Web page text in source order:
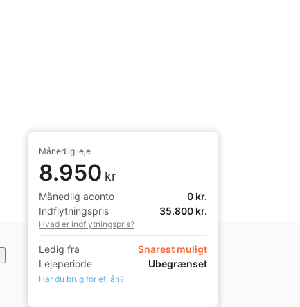
Månedlig leje
8.950 kr
Månedlig aconto
0 kr.
Indflytningspris
35.800 kr.
Hvad er indflytningspris?
Ledig fra
Snarest muligt
Lejeperiode
Ubegrænset
Har du brug for et lån?